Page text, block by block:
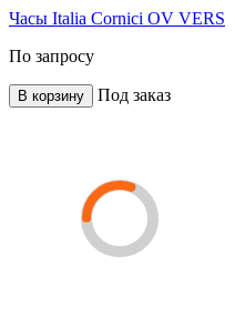
Часы Italia Cornici OV VERS
По запросу
В корзину Под заказ